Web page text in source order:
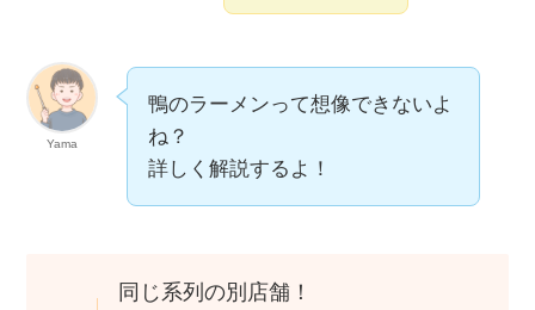
Yama
鴨のラーメンって想像できないよ
ね？
詳しく解説するよ！
同じ系列の別店舗！